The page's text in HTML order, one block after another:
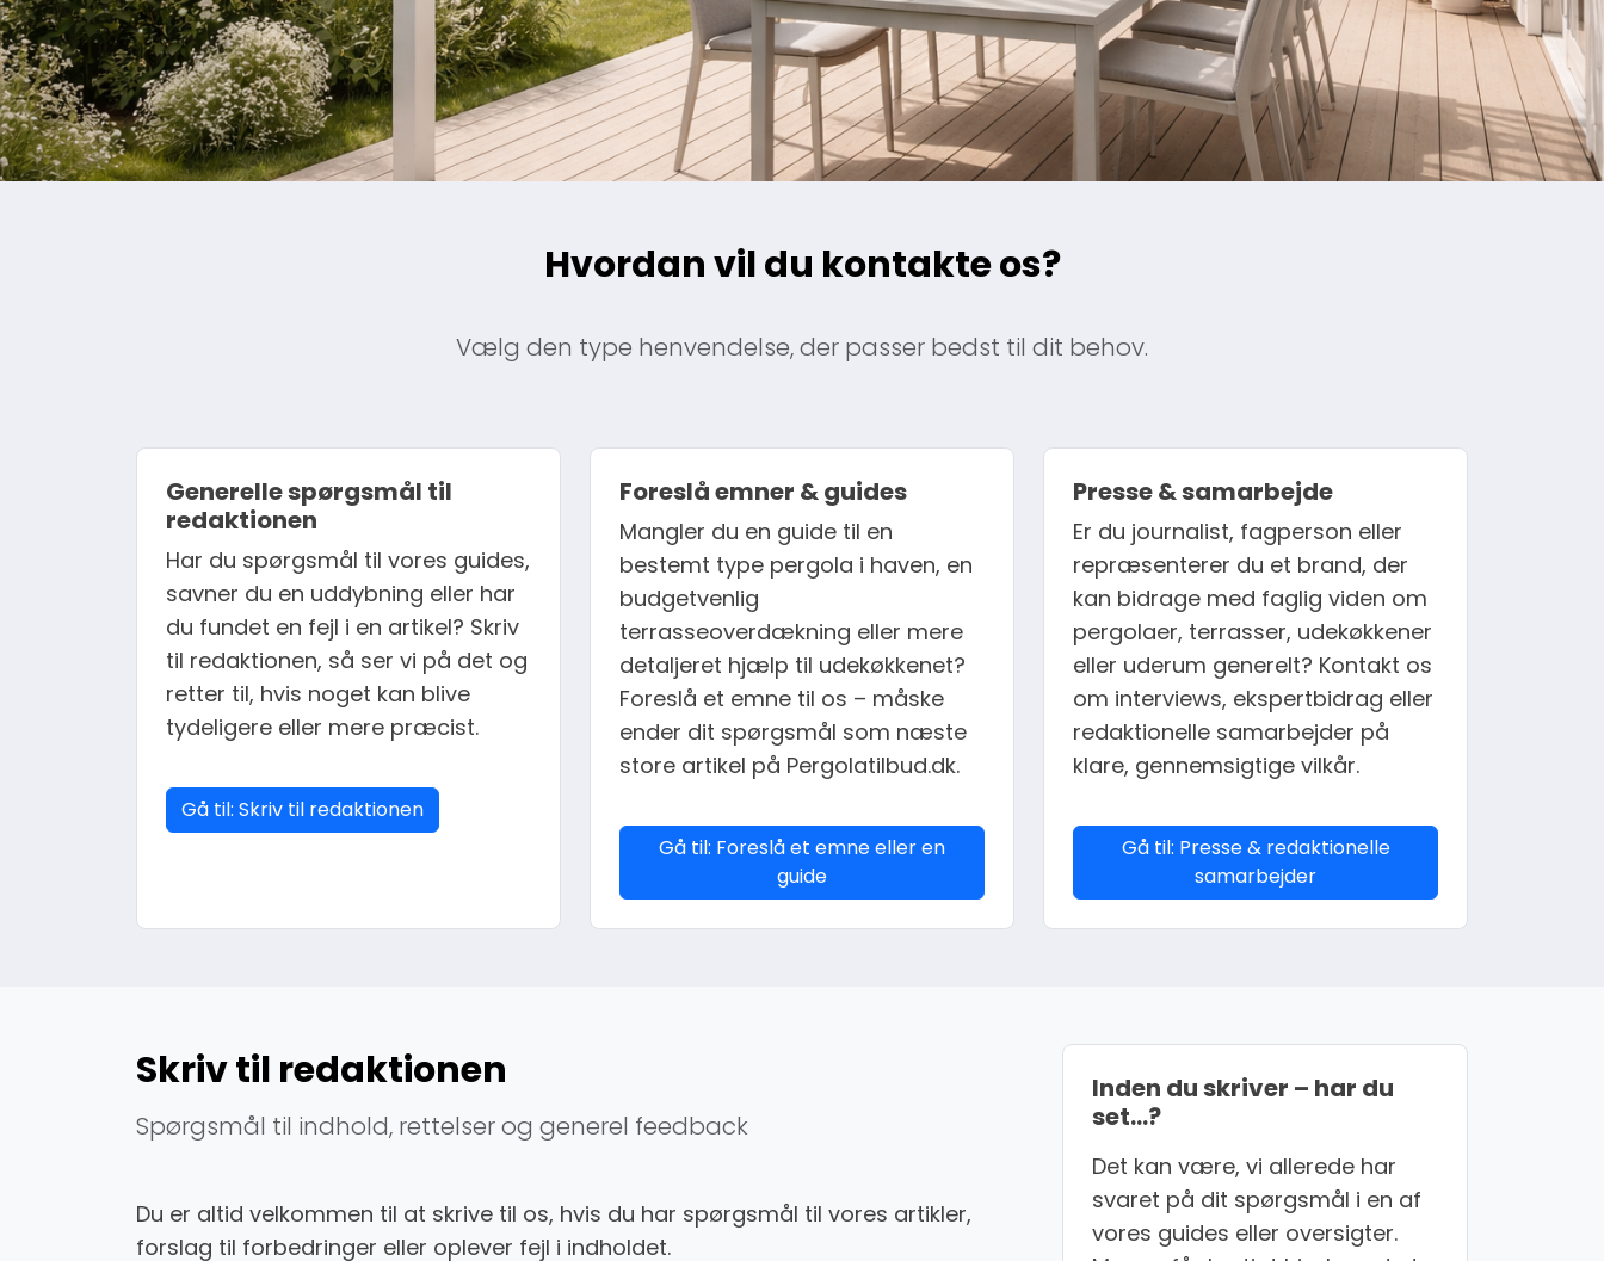
Hvordan vil du kontakte os?
Vælg den type henvendelse, der passer bedst til dit behov.
Generelle spørgsmål til
redaktionen
Har du spørgsmål til vores guides,
savner du en uddybning eller har
du fundet en fejl i en artikel? Skriv
til redaktionen, så ser vi på det og
retter til, hvis noget kan blive
tydeligere eller mere præcist.
Gå til: Skriv til redaktionen
Foreslå emner & guides
Mangler du en guide til en
bestemt type pergola i haven, en
budgetvenlig
terrasseoverdækning eller mere
detaljeret hjælp til udekøkkenet?
Foreslå et emne til os – måske
ender dit spørgsmål som næste
store artikel på Pergolatilbud.dk.
Gå til: Foreslå et emne eller en
guide
Presse & samarbejde
Er du journalist, fagperson eller
repræsenterer du et brand, der
kan bidrage med faglig viden om
pergolaer, terrasser, udekøkkener
eller uderum generelt? Kontakt os
om interviews, ekspertbidrag eller
redaktionelle samarbejder på
klare, gennemsigtige vilkår.
Gå til: Presse & redaktionelle
samarbejder
Skriv til redaktionen
Spørgsmål til indhold, rettelser og generel feedback
Du er altid velkommen til at skrive til os, hvis du har spørgsmål til vores artikler,
forslag til forbedringer eller oplever fejl i indholdet.
Inden du skriver – har du
set…?
Det kan være, vi allerede har
svaret på dit spørgsmål i en af
vores guides eller oversigter.